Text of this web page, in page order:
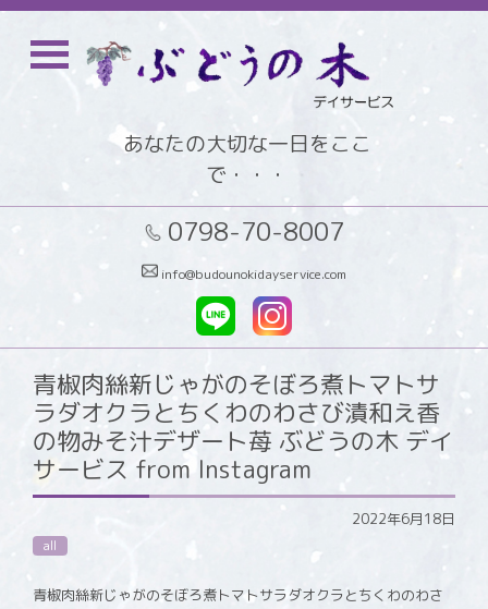
あなたの大切な一日をここ
で・・・
0798-70-8007
info@budounokidayservice.com
青椒肉絲新じゃがのそぼろ煮トマトサ
ラダオクラとちくわのわさび漬和え香
の物みそ汁デザート苺 ぶどうの木 デイ
サービス from Instagram
2022年6月18日
all
青椒肉絲新じゃがのそぼろ煮トマトサラダオクラとちくわのわさ